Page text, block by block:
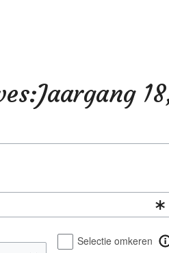
Selectie omkeren